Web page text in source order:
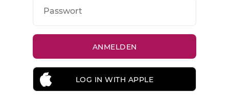
LOG IN WITH APPLE